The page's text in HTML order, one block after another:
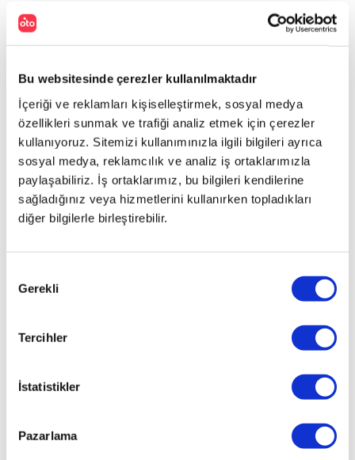
Bu websitesinde çerezler kullanılmaktadır
İçeriği ve reklamları kişiselleştirmek, sosyal medya
özellikleri sunmak ve trafiği analiz etmek için çerezler
kullanıyoruz. Sitemizi kullanımınızla ilgili bilgileri ayrıca
sosyal medya, reklamcılık ve analiz iş ortaklarımızla
paylaşabiliriz. İş ortaklarımız, bu bilgileri kendilerine
sağladığınız veya hizmetlerini kullanırken topladıkları
diğer bilgilerle birleştirebilir.
Seçimi
Gerekli
Tercihler
İstatistikler
Pazarlama
F1
şampiyonluğunu
edebilecek
mi?
PAYLAŞ